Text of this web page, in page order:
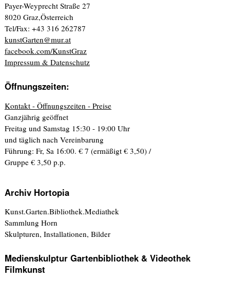
Payer-Weyprecht Straße 27
8020 Graz,Österreich
Tel/Fax: +43 316 262787
kunstGarten@mur.at
facebook.com/KunstGraz
Impressum & Datenschutz
Öffnungszeiten:
Kontakt - Öffnungszeiten - Preise
Ganzjährig geöffnet
Freitag und Samstag 15:30 - 19:00 Uhr
und täglich nach Vereinbarung
Führung: Fr, Sa 16:00. € 7 (ermäßigt € 3,50) /
Gruppe € 3,50 p.p.
Archiv Hortopia
Kunst.Garten.Bibliothek.Mediathek
Sammlung Horn
Skulpturen, Installationen, Bilder
Medienskulptur Gartenbibliothek & Videothek
Filmkunst